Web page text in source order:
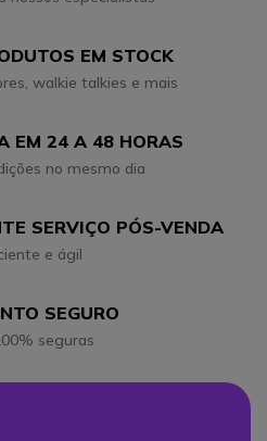
EM STOCK
walkie talkies e mais
EM 24 A 48 HORAS
no mesmo dia
SERVIÇO PÓS-VENDA
e ágil
SEGURO
seguras